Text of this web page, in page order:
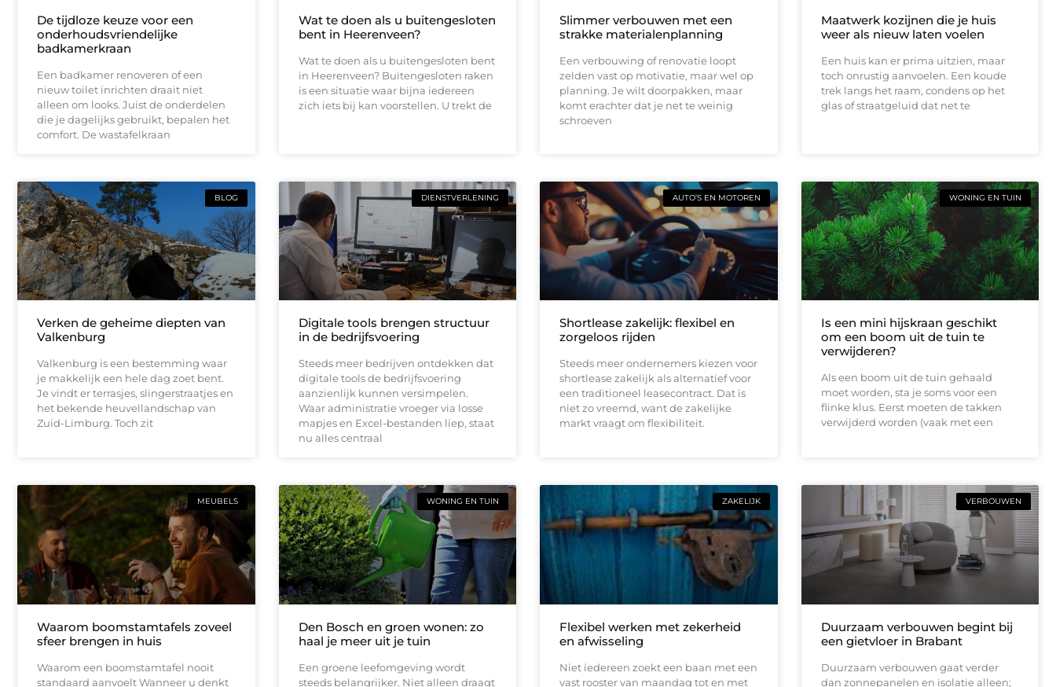
De tijdloze keuze voor een
onderhoudsvriendelijke
badkamerkraan
Een badkamer renoveren of een
nieuw toilet inrichten draait niet
alleen om looks. Juist de onderdelen
die je dagelijks gebruikt, bepalen het
comfort. De wastafelkraan
Wat te doen als u buitengesloten
bent in Heerenveen?
Wat te doen als u buitengesloten bent
in Heerenveen? Buitengesloten raken
is een situatie waar bijna iedereen
zich iets bij kan voorstellen. U trekt de
Slimmer verbouwen met een
strakke materialenplanning
Een verbouwing of renovatie loopt
zelden vast op motivatie, maar wel op
planning. Je wilt doorpakken, maar
komt erachter dat je net te weinig
schroeven
Maatwerk kozijnen die je huis
weer als nieuw laten voelen
Een huis kan er prima uitzien, maar
toch onrustig aanvoelen. Een koude
trek langs het raam, condens op het
glas of straatgeluid dat net te
BLOG
Verken de geheime diepten van
Valkenburg
Valkenburg is een bestemming waar
je makkelijk een hele dag zoet bent.
Je vindt er terrasjes, slingerstraatjes en
het bekende heuvellandschap van
Zuid-Limburg. Toch zit
DIENSTVERLENING
Digitale tools brengen structuur
in de bedrijfsvoering
Steeds meer bedrijven ontdekken dat
digitale tools de bedrijfsvoering
aanzienlijk kunnen versimpelen.
Waar administratie vroeger via losse
mapjes en Excel-bestanden liep, staat
nu alles centraal
AUTO’S EN MOTOREN
Shortlease zakelijk: flexibel en
zorgeloos rijden
Steeds meer ondernemers kiezen voor
shortlease zakelijk als alternatief voor
een traditioneel leasecontract. Dat is
niet zo vreemd, want de zakelijke
markt vraagt om flexibiliteit.
WONING EN TUIN
Is een mini hijskraan geschikt
om een boom uit de tuin te
verwijderen?
Als een boom uit de tuin gehaald
moet worden, sta je soms voor een
flinke klus. Eerst moeten de takken
verwijderd worden (vaak met een
MEUBELS
Waarom boomstamtafels zoveel
sfeer brengen in huis
Waarom een boomstamtafel nooit
standaard aanvoelt Wanneer u denkt
WONING EN TUIN
Den Bosch en groen wonen: zo
haal je meer uit je tuin
Een groene leefomgeving wordt
steeds belangrijker. Niet alleen draagt
ZAKELIJK
Flexibel werken met zekerheid
en afwisseling
Niet iedereen zoekt een baan met een
vast rooster van maandag tot en met
VERBOUWEN
Duurzaam verbouwen begint bij
een gietvloer in Brabant
Duurzaam verbouwen gaat verder
dan zonnepanelen en isolatie alleen;